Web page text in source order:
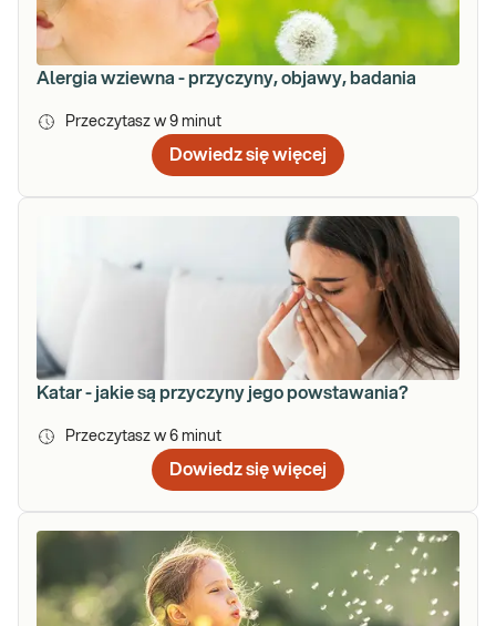
Alergia wziewna - przyczyny, objawy, badania
Przeczytasz w 9 minut
Dowiedz się więcej
Katar - jakie są przyczyny jego powstawania?
Przeczytasz w 6 minut
Dowiedz się więcej